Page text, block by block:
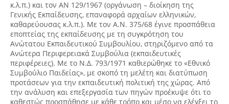
κ.λ.π.) και τον ΑΝ 129/1967 (οργάνωση – διοίκηση της
Γενικής Εκπαίδευσης, επαναφορά αρχαίων ελληνικών,
καθαρεύουσας κ.λ.π.). Με τον Α.Ν. 375/68 έγινε προσπάθεια
εποπτείας της εκπαίδευσης με τη συγκρότηση του
Ανώτατου Εκπαιδευτικού Συμβουλίου, στηριζόμενο από τα
Ανώτερα Περιφερειακά Συμβούλια (εκπαιδευτικές
περιφέρειες). Με το Ν.Δ. 793/1971 καθιερώθηκε το «Εθνικό
Συμβούλιο Παιδείας», με σκοπό τη μελέτη και διατύπωση
προτάσεων για την εκπαιδευτική πολιτική της χώρας. Από
την ανάλυση και επεξεργασία των πηγών προέκυψε ότι το
καθεστώς προσπάθησε με κάθε τρόπο και μέσο να ελέγξει το